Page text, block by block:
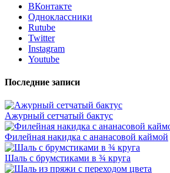
ВКонтакте
Одноклассники
Rutube
Twitter
Instagram
Youtube
Последние записи
Ажурный сетчатый бактус
Филейная накидка с ананасовой каймой
Шаль с брумстиками в ¾ круга